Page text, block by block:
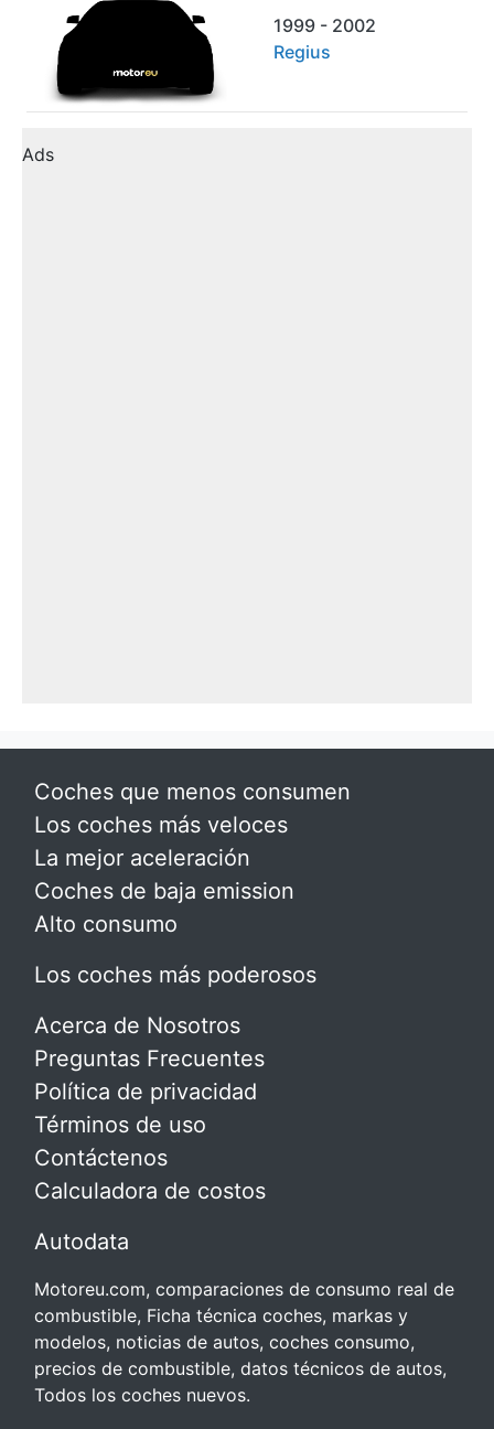
1999 - 2002
Regius
Ads
Coches que menos consumen
Los coches más veloces
La mejor aceleración
Coches de baja emission
Alto consumo
Los coches más poderosos
Acerca de Nosotros
Preguntas Frecuentes
Política de privacidad
Términos de uso
Contáctenos
Calculadora de costos
Autodata
Motoreu.com, comparaciones de consumo real de
combustible, Ficha técnica coches, markas y
modelos, noticias de autos, coches consumo,
precios de combustible, datos técnicos de autos,
Todos los coches nuevos.